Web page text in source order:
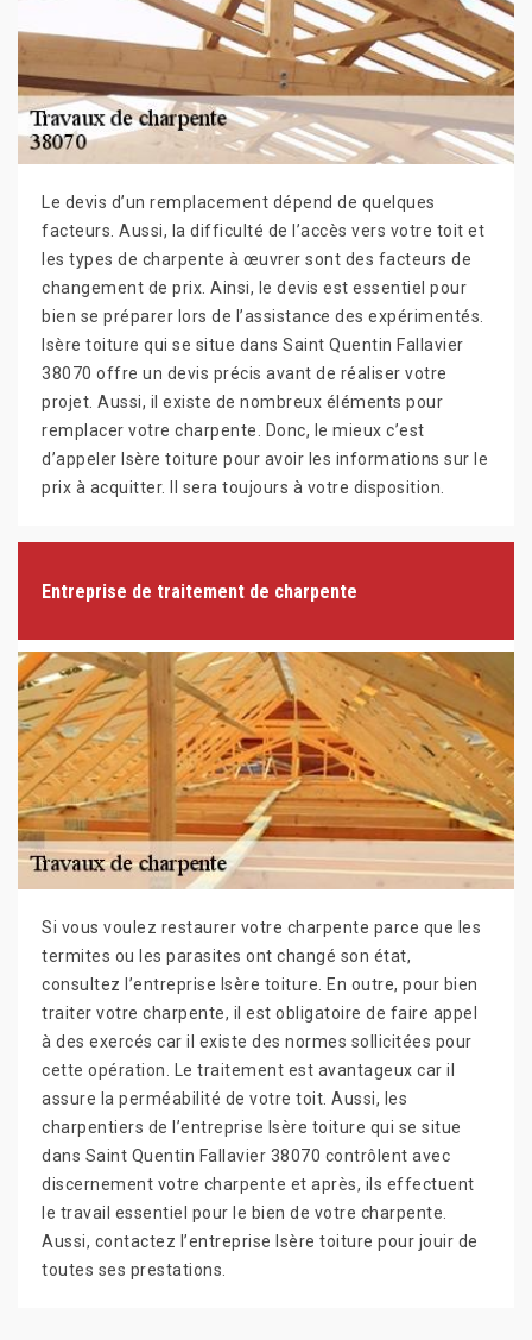
Le devis d’un remplacement dépend de quelques
facteurs. Aussi, la difficulté de l’accès vers votre toit et
les types de charpente à œuvrer sont des facteurs de
changement de prix. Ainsi, le devis est essentiel pour
bien se préparer lors de l’assistance des expérimentés.
Isère toiture qui se situe dans Saint Quentin Fallavier
38070 offre un devis précis avant de réaliser votre
projet. Aussi, il existe de nombreux éléments pour
remplacer votre charpente. Donc, le mieux c’est
d’appeler Isère toiture pour avoir les informations sur le
prix à acquitter. Il sera toujours à votre disposition.
Entreprise de traitement de charpente
Si vous voulez restaurer votre charpente parce que les
termites ou les parasites ont changé son état,
consultez l’entreprise Isère toiture. En outre, pour bien
traiter votre charpente, il est obligatoire de faire appel
à des exercés car il existe des normes sollicitées pour
cette opération. Le traitement est avantageux car il
assure la perméabilité de votre toit. Aussi, les
charpentiers de l’entreprise Isère toiture qui se situe
dans Saint Quentin Fallavier 38070 contrôlent avec
discernement votre charpente et après, ils effectuent
le travail essentiel pour le bien de votre charpente.
Aussi, contactez l’entreprise Isère toiture pour jouir de
toutes ses prestations.